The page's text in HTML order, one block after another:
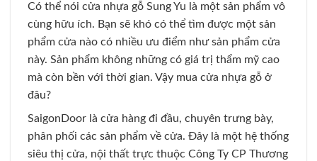
Có thể nói cửa nhựa gỗ Sung Yu là một sản phẩm vô
cùng hữu ích. Bạn sẽ khó có thể tìm được một sản
phẩm cửa nào có nhiều ưu điểm như sản phẩm cửa
này. Sản phẩm không những có giá trị thẩm mỹ cao
mà còn bền với thời gian. Vậy mua cửa nhựa gỗ ở
đâu?
SaigonDoor là cửa hàng đi đầu, chuyên trưng bày,
phân phối các sản phẩm về cửa. Đây là một hệ thống
siêu thị cửa, nội thất trực thuộc Công Ty CP Thương